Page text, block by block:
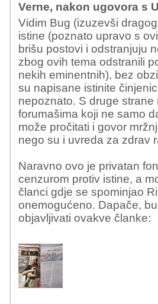
Verne, nakon ugovora s
Vidim Bug (izuzevši
istine (poznato upravo s
brišu postovi i odstranjuju
zbog ovih tema odstranili
nekih eminentnih), bez
su napisane istinite
nepoznato. S druge
forumašima koji ne samo
može pročitati i govor
nego su i uvreda za zdrav
Naravno ovo je privatan
cenzurom protiv istine, a
članci gdje se spominjao
onemogućeno. Dapače,
objavljivati ovakve članke: